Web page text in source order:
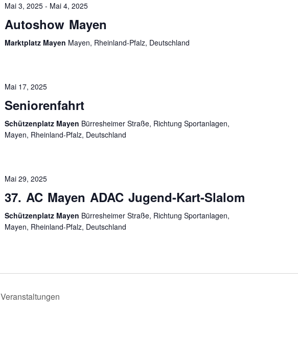
Mai 3, 2025- Mai 4, 2025
Autoshow Mayen
Marktplatz Mayen Mayen, Rheinland-Pfalz, Deutschland
Mai 17, 2025
Seniorenfahrt
Schützenplatz Mayen Bürresheimer Straße, Richtung Sportanlagen,
Mayen, Rheinland-Pfalz, Deutschland
Mai 29, 2025
37. AC Mayen ADAC Jugend-Kart-Slalom
Schützenplatz Mayen Bürresheimer Straße, Richtung Sportanlagen,
Mayen, Rheinland-Pfalz, Deutschland
Veranstaltungen